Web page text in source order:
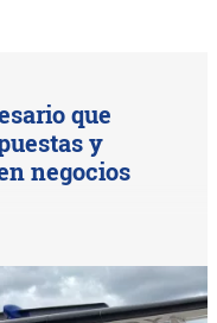
que
y
negocios